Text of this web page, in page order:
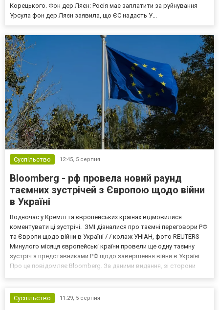
Корецького. Фон дер Ляєн: Росія має заплатити за руйнування
Урсула фон дер Ляєн заявила, що ЄС надасть У...
Суспільство 12:45, 5 серпня
Bloomberg - рф провела новий раунд
таємних зустрічей з Європою щодо війни
в Україні
Водночас у Кремлі та європейських країнах відмовилися
коментувати ці зустрічі. ЗМІ дізналися про таємні переговори РФ
та Європи щодо війни в Україні / / колаж УНІАН, фото REUTERS
Минулого місяця європейські країни провели ще одну таємну
зустріч з представниками РФ щодо завершення війни в Україні.
Про це повідомляє Bloomberg. За даними видання, зі сторони
Суспільство
11:29, 5 серпня